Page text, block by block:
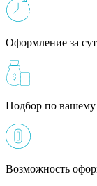
Оформление за
Подбор по вашему
Возможность